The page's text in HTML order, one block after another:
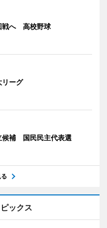
戦へ 高校野球
ーグ
候補 国民民主代表選
ックス